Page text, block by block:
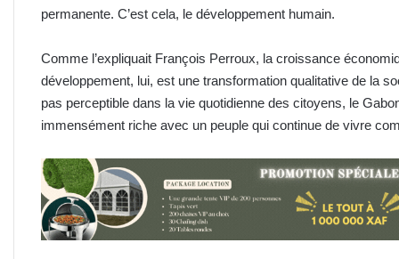
permanente. C’est cela, le développement humain.
Comme l’expliquait François Perroux, la croissance
développement, lui, est une transformation qualitative de la
pas perceptible dans la vie quotidienne des citoyens, le
immensément riche avec un peuple qui continue de vivre